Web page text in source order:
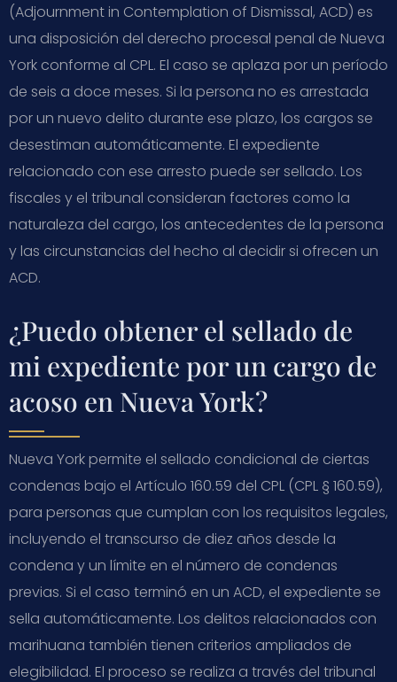
(Adjournment in Contemplation of Dismissal, ACD) es
una disposición del derecho procesal penal de Nueva
York conforme al CPL. El caso se aplaza por un período
de seis a doce meses. Si la persona no es arrestada
por un nuevo delito durante ese plazo, los cargos se
desestiman automáticamente. El expediente
relacionado con ese arresto puede ser sellado. Los
fiscales y el tribunal consideran factores como la
naturaleza del cargo, los antecedentes de la persona
y las circunstancias del hecho al decidir si ofrecen un
ACD.
¿Puedo obtener el sellado de
mi expediente por un cargo de
acoso en Nueva York?
Nueva York permite el sellado condicional de ciertas
condenas bajo el Artículo 160.59 del CPL (CPL § 160.59),
para personas que cumplan con los requisitos legales,
incluyendo el transcurso de diez años desde la
condena y un límite en el número de condenas
previas. Si el caso terminó en un ACD, el expediente se
sella automáticamente. Los delitos relacionados con
marihuana también tienen criterios ampliados de
elegibilidad. El proceso se realiza a través del tribunal